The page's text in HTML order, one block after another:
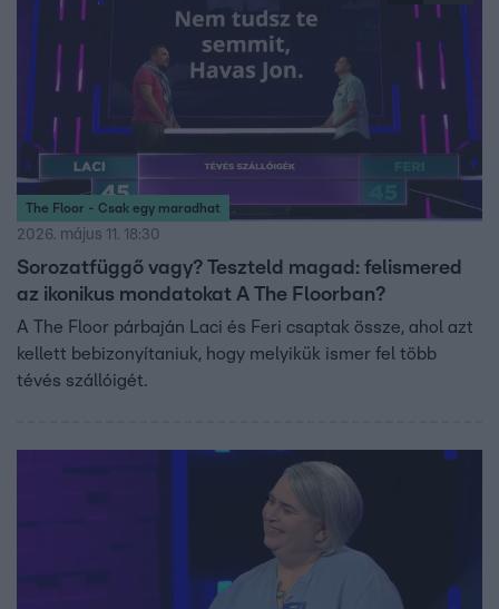
The Floor - Csak egy maradhat
2026. május 11. 18:30
Sorozatfüggő vagy? Teszteld magad: felismered
az ikonikus mondatokat A The Floorban?
A The Floor párbaján Laci és Feri csaptak össze, ahol azt
kellett bebizonyítaniuk, hogy melyikük ismer fel több
tévés szállóigét.